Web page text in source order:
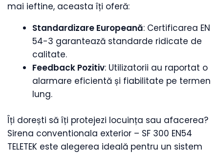
mai ieftine, aceasta îți oferă:
Standardizare Europeană: Certificarea EN
54-3 garantează standarde ridicate de
calitate.
Feedback Pozitiv: Utilizatorii au raportat o
alarmare eficientă și fiabilitate pe termen
lung.
Îți dorești să îți protejezi locuința sau afacerea?
Sirena conventionala exterior – SF 300 EN54
TELETEK este alegerea ideală pentru un sistem